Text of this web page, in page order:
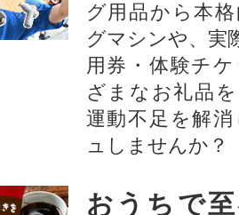
グ用品から本
グマシンや、実
用券・体験チ
ざまなお礼品
運動不足を解
ュしませんか？
おうちで